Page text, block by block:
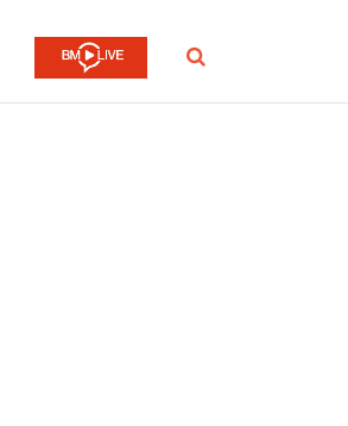
Rechercher